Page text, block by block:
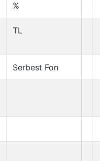
%
TL
Serbest Fon